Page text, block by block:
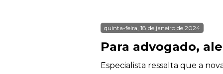
quinta-feira, 18 de janeiro de 2024
Para advogado,
Especialista ressalta que a